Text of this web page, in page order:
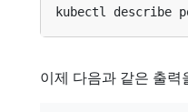
이제 다음과 같은 출력